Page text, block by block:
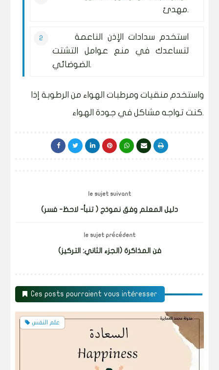
مهدئ.
استخدم سدادات الإذن الناعمة
لتساعدك في منع عوامل التشتت
الضوضائي.
واستخدم منقيات ومرطبات الهواء من الرطوبة إذا
كنت تواجه مشاكل في جودة الهواء.
le sujet suivant
دليل المعلم وفق نموذج ( تنبأ- لاحظ- فسر)
le sujet précédent
فن المذاكرة (الجزء الثاني: التركيز)
Ces posts pourraient vous intéresser
علم النفس